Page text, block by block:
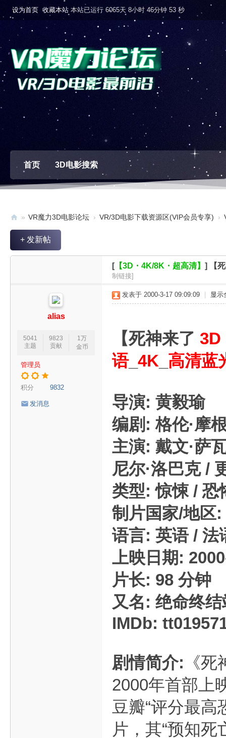
设为首页 收藏本站 本站已运行 6065天 8小时 46分钟 54 秒
首页 3D电影搜索
V
» VR魔力3D电影论坛 › VR/3D电影下载资源区(VIP会员专享) ›
+ 发新帖
[【3D・4K/8K・超高清】 ] 【
制链接]
alias
5041
主题
9823
贡献
1万
金币
管理员
积分 9832
发消息
发表于 2000-3-17 09:09:09 显示
【死神来了 3D
语_ 4K 高清蓝
导演: 黄毅瑜
编剧: 格伦·摩
主演: 戴文·萨
尼尔·洛巴克 /
类型: 惊悚 / 恐
制片国家/地区
语言: 英语 / 法
上映日期:
片长: 98 分钟
又名: 绝命终
IMDb:
剧情简介: 《
2000年首部上
豆瓣“评分最高
片，其“预知